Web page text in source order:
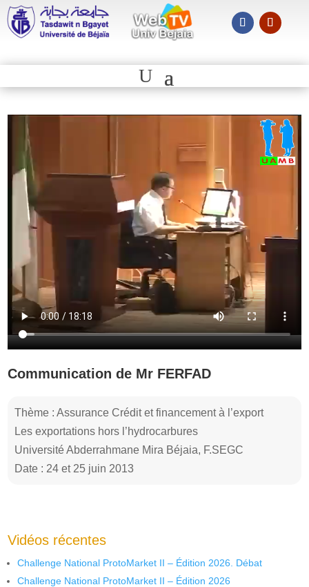
Communication de Mr FERFAD
Thème : Assurance Crédit et financement à l’export
Les exportations hors l’hydrocarbures
Université Abderrahmane Mira Béjaia, F.SEGC
Date : 24 et 25 juin 2013
Vidéos récentes
Challenge National ProtoMarket II – Édition 2026. Débat
Challenge National ProtoMarket II – Édition 2026